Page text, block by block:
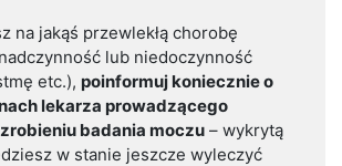
na jakąś przewlekłą chorobę
lub niedoczynność
etc.), poinformuj koniecznie o
lekarza prowadzącego
badania moczu – wykrytą
w stanie jeszcze wyleczyć